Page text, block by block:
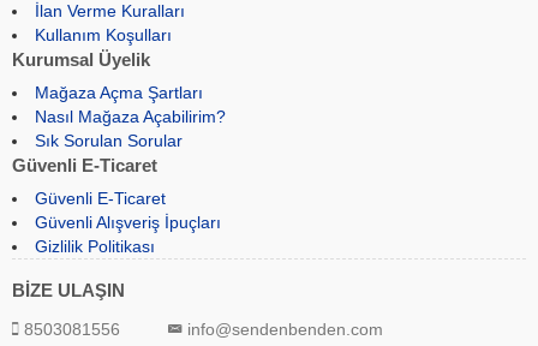
İlan Verme Kuralları
Kullanım Koşulları
Kurumsal Üyelik
Mağaza Açma Şartları
Nasıl Mağaza Açabilirim?
Sık Sorulan Sorular
Güvenli E-Ticaret
Güvenli E-Ticaret
Güvenli Alışveriş İpuçları
Gizlilik Politikası
BİZE ULAŞIN
8503081556 info@sendenbenden.com